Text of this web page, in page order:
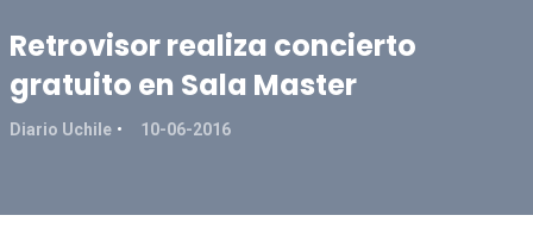
Retrovisor realiza concierto
gratuito en Sala Master
Diario Uchile 10-06-2016